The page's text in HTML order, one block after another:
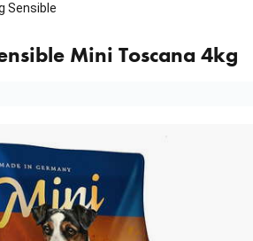
Sensible Mini Toscana 4kg
Mini Toscana 4kg